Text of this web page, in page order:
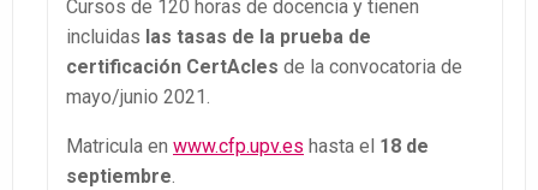
Cursos de 120 horas de docencia y tienen
incluidas las tasas de la prueba de
certificación CertAcles de la convocatoria de
mayo/junio 2021.
Matricula en www.cfp.upv.es hasta el 18 de
septiembre.